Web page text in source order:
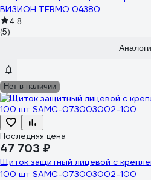
ВИЗИОН TERMO 04380
4.8
(5)
Аналоги
Нет в наличии
Последняя цена
47 703 ₽
Щиток защитный лицевой с
100 шт SAMC-073003002-100